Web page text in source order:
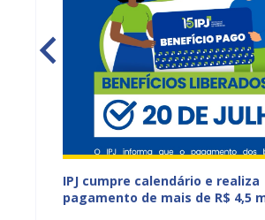
IPJ cumpre calendário e realiza
pagamento de mais de R$ 4,5